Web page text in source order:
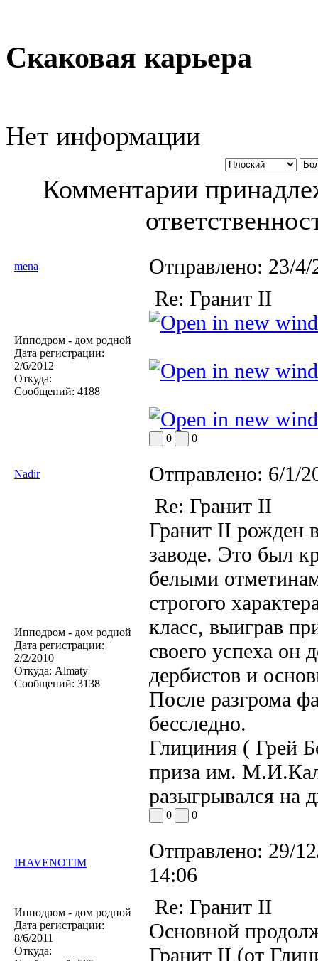
Скаковая карьера
Нет информации
Комментарии
mena Отправлено: 23/
Ипподром - дом родной
Дата регистрации:
2/6/2012
Откуда:
Сообщений: 4188
Re: Гранит II
0 0
Nadir Отправлено: 6/1/
Ипподром - дом родной
Дата регистрации:
2/2/2010
Откуда: Almaty
Сообщений: 3138
Re: Гранит II
Гранит II рожден
заводе. Это был
белыми
строгого
класс, выиграв
своего успеха он
дербистов и
После разгрома
бесследно.
Глициния ( Грей
приза им.
разыгрывался на
0 0
IHAVENOTIM
Отправлено: 29/
14:06
Ипподром - дом родной
Дата регистрации:
8/6/2011
Откуда:
Re: Гранит II
Основной
Гранит II (от